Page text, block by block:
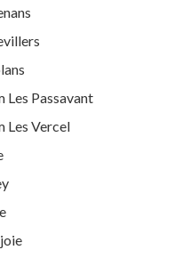
Les Passavant
Les Vercel